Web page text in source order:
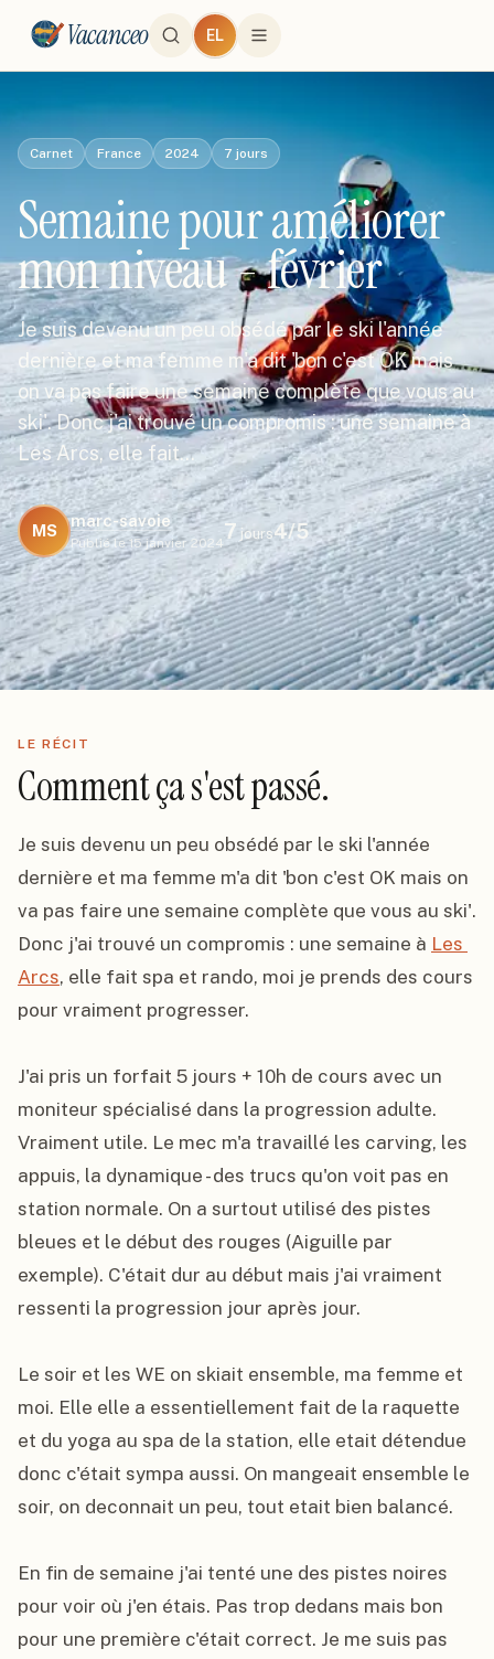
Vacanceo EL
Carnet France 2024 7 jours
Semaine pour améliorer
mon niveau - février
Je suis devenu un peu obsédé par le ski l'année
dernière et ma femme m'a dit 'bon c'est OK mais
on va pas faire une semaine complète que vous au
ski'. Donc j'ai trouvé un compromis : une semaine à
Les Arcs, elle fait…
MS
marc-savoie
Publié le 15 janvier 2024
7 jours4/5
LE RÉCIT
Comment ça s'est passé.
Je suis devenu un peu obsédé par le ski l'année
dernière et ma femme m'a dit 'bon c'est OK mais on
va pas faire une semaine complète que vous au ski'.
Donc j'ai trouvé un compromis : une semaine à Les
Arcs, elle fait spa et rando, moi je prends des cours
pour vraiment progresser.
J'ai pris un forfait 5 jours + 10h de cours avec un
moniteur spécialisé dans la progression adulte.
Vraiment utile. Le mec m'a travaillé les carving, les
appuis, la dynamique - des trucs qu'on voit pas en
station normale. On a surtout utilisé des pistes
bleues et le début des rouges (Aiguille par
exemple). C'était dur au début mais j'ai vraiment
ressenti la progression jour après jour.
Le soir et les WE on skiait ensemble, ma femme et
moi. Elle elle a essentiellement fait de la raquette
et du yoga au spa de la station, elle etait détendue
donc c'était sympa aussi. On mangeait ensemble le
soir, on deconnait un peu, tout etait bien balancé.
En fin de semaine j'ai tenté une des pistes noires
pour voir où j'en étais. Pas trop dedans mais bon
pour une première c'était correct. Je me suis pas